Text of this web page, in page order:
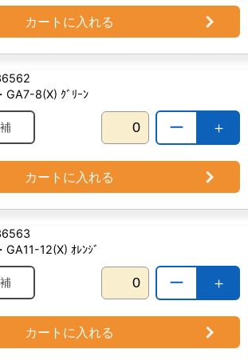
カートに入れる
GA7-8(X) ｸﾞﾘｰﾝ
＋
ー
カートに入れる
GA11-12(X) ｵﾚﾝｼﾞ
＋
ー
カートに入れる